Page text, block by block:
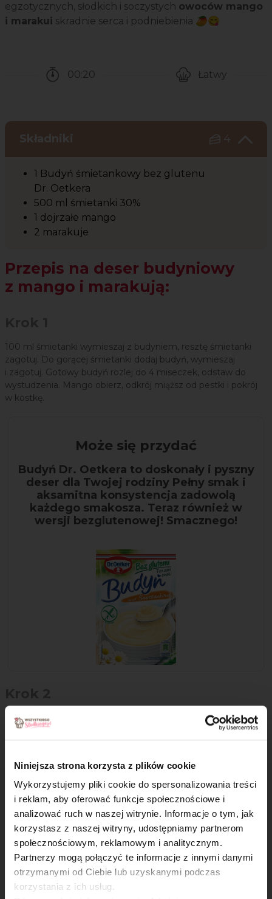
Niniejsza strona korzysta z plików cookie
Wykorzystujemy pliki cookie do spersonalizowania treści
i reklam, aby oferować funkcje społecznościowe i
analizować ruch w naszej witrynie. Informacje o tym, jak
korzystasz z naszej witryny, udostępniamy partnerom
społecznościowym, reklamowym i analitycznym.
Partnerzy mogą połączyć te informacje z innymi danymi
otrzymanymi od Ciebie lub uzyskanymi podczas
korzystania z ich usług.
egzotycznych, słodkich i soczystych owoców mango
i marakui skradnie serca i podniebienia 🥭😋
00:20
Łatwy
Składniki 4
1 Budyń śmietankowy bez glutenu
Dr. Oetkera
500 ml śmietanki 30%
1 dojrzałe mango
2 marakuje
Przepis na deser budyniowy
z mango i marakują:
100 ml śmietanki wymieszaj z budyniem, resztę śmietanki
zagotuj. Do gorącej śmietanki dodaj budyń, wymieszaj
i zagotuj. Gotowy budyń rozlej do 4 miseczek, odstaw do
wystudzenia. Mango obierz, odkrój miąższ od pestki i pokrój
w kostkę.
Może się przydać
Budyń Dr. Oetkera to doskonały i pyszny
deser dla Twojej rodziny Pełny smak i
aksamitna konsystencja zadowolą
każdego smakosza. Teraz również w
wersji bezglutenowej! Smacznego!
Na wystudzony budyń wyłóż mango. Polej każdą porcję
miąższem z połówki marakui.
Oceń przepis! ×